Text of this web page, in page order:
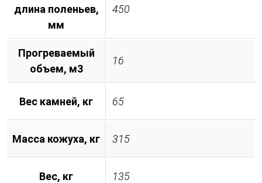
длина поленьев,
мм
450
Прогреваемый
объем, м3
16
Вес камней, кг 65
Масса кожуха, кг 315
Вес, кг 135